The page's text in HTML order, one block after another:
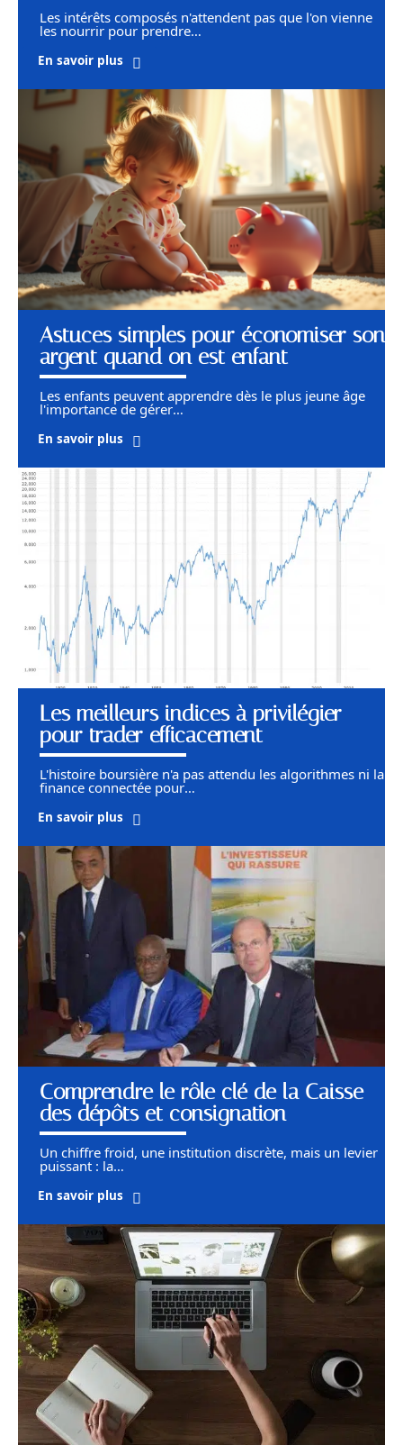
Les intérêts composés n'attendent pas que l'on vienne
les nourrir pour prendre…
En savoir plus
Astuces simples pour économiser son
argent quand on est enfant
Les enfants peuvent apprendre dès le plus jeune âge
l'importance de gérer…
En savoir plus
Les meilleurs indices à privilégier
pour trader efficacement
L'histoire boursière n'a pas attendu les algorithmes ni la
finance connectée pour…
En savoir plus
Comprendre le rôle clé de la Caisse
des dépôts et consignation
Un chiffre froid, une institution discrète, mais un levier
puissant : la…
En savoir plus